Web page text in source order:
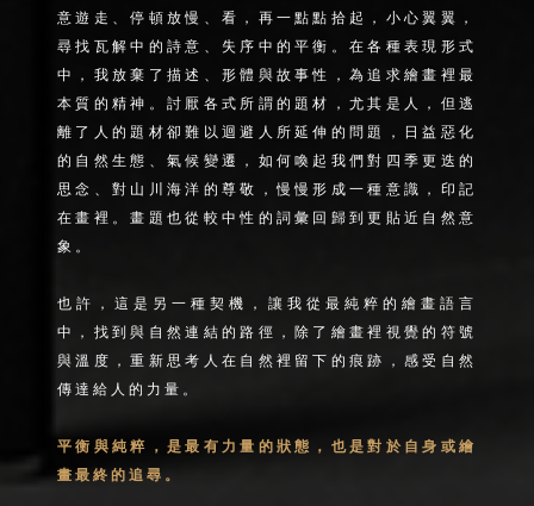
意遊走、停頓放慢、看，再一點點拾起，小心翼翼，
尋找瓦解中的詩意、失序中的平衡。在各種表現形式
中，我放棄了描述、形體與故事性，為追求繪畫裡最
本質的精神。討厭各式所謂的題材，尤其是人，但逃
離了人的題材卻難以迴避人所延伸的問題，日益惡化
的自然生態、氣候變遷，如何喚起我們對四季更迭的
思念、對山川海洋的尊敬，慢慢形成一種意識，印記
在畫裡。畫題也從較中性的詞彙回歸到更貼近自然意
象。
也許，這是另一種契機，讓我從最純粹的繪畫語言
中，找到與自然連結的路徑，除了繪畫裡視覺的符號
與溫度，重新思考人在自然裡留下的痕跡，感受自然
傳達給人的力量。
平衡與純粹，是最有力量的狀態，也是對於自身或繪
畫最終的追尋。